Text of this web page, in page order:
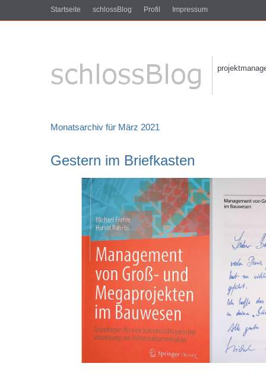
Startseite schlossBlog Profil Impressum
Monatsarchiv für März 2021
Gestern im Briefkasten